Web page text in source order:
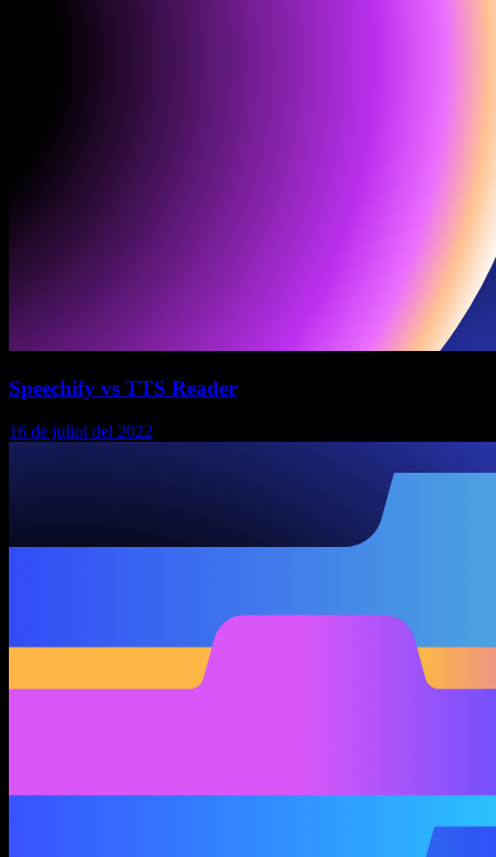
Speechify vs TTS Reader
16 de juliol del 2022